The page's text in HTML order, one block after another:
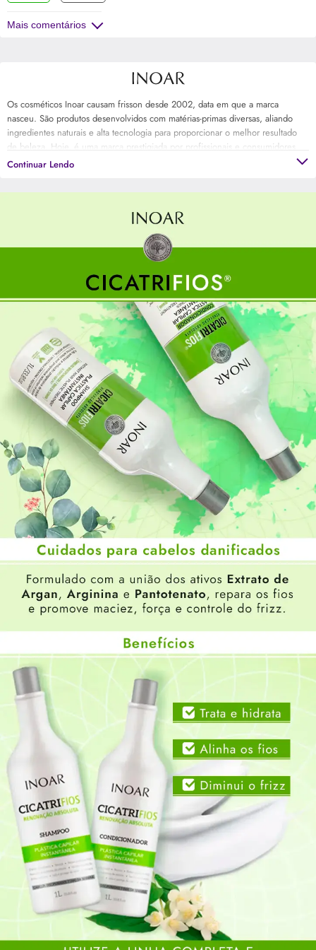
Mais comentários
Os cosméticos Inoar causam frisson desde 2002, data em que a marca
nasceu. São produtos desenvolvidos com matérias-primas diversas, aliando
ingredientes naturais e alta tecnologia para proporcionar o melhor resultado
de beleza. Hoje, é uma marca prestigiada por profissionais e consumidores
em todo o Brasil. E possui uma linha completa de cuidados e tratamentos para
Continuar Lendo